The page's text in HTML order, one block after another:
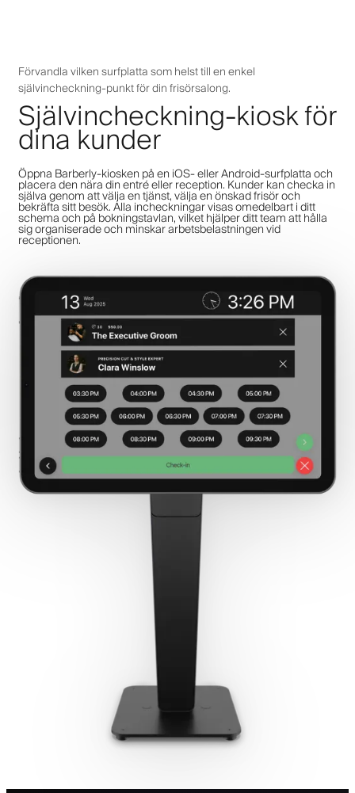
Förvandla vilken surfplatta som helst till en enkel
självincheckning-punkt för din frisörsalong.
Självincheckning-kiosk för
dina kunder
Öppna Barberly-kiosken på en iOS- eller Android-surfplatta och
placera den nära din entré eller reception. Kunder kan checka in
själva genom att välja en tjänst, välja en önskad frisör och
bekräfta sitt besök. Alla incheckningar visas omedelbart i ditt
schema och på bokningstavlan, vilket hjälper ditt team att hålla
sig organiserade och minskar arbetsbelastningen vid
receptionen.